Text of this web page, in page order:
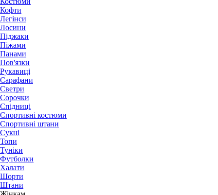
Кофти
Легінси
Лосини
Піджаки
Піжами
Панами
Пов'язки
Рукавиці
Сарафани
Светри
Сорочки
Спідниці
Спортивні костюми
Спортивні штани
Сукні
Топи
Туніки
Футболки
Халати
Шорти
Штани